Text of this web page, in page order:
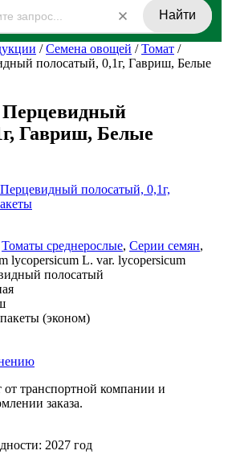
Найти
/Семена овощей /Томат /
полосатый, 0,1г, Гавриш, Белые
Гавриш, Белые
Томаты среднерослые, Серии семян,
lycopersicum L. var. lycopersicum
полосатый
(эконом)
от транспортной компании и
заказа.
2027 год